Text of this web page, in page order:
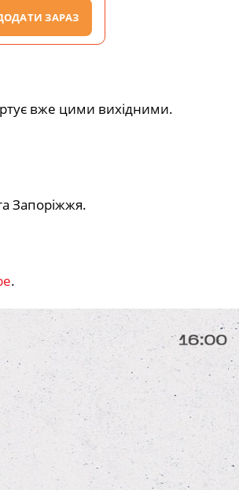
ЗАРАЗ
вже цими вихідними.
Запоріжжя.
.